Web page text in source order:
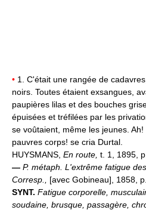
• 1. C'était une rangée de
noirs. Toutes étaient exsangues,
paupières lilas et des bouches
épuisées et tréfilées par les
se voûtaient, même les jeunes.
pauvres corps! se cria Durtal.
HUYSMANS, En route, t. 1, 1895,
— P. métaph. L'extrême fatigue
Corresp., [avec Gobineau], 1858,
SYNT. Fatigue corporelle,
soudaine, brusque, passagère,